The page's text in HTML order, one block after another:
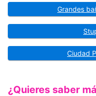
Grandes
Ciudad
¿Quieres saber